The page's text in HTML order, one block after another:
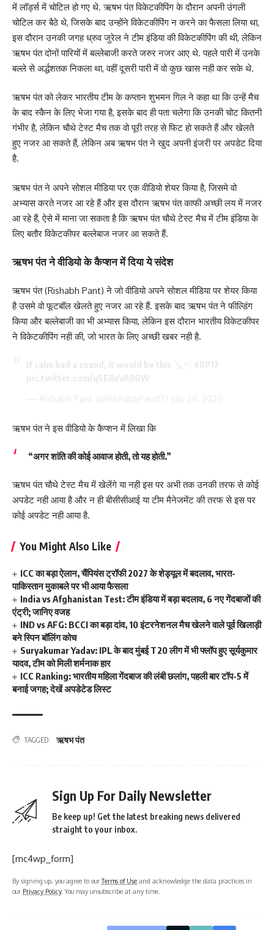
में लॉर्ड्स में चोटिल हो गए थे. ऋषभ पंत विकेटकीपिंग के दौरान अपनी उंगली
चोटिल कर बैठे थे, जिसके बाद उन्होंने विकेटकीपिंग न करने का फैसला लिया था,
इस दौरान उनकी जगह ध्रुव जुरेल ने टीम इंडिया की विकेटकीपिंग की थी, लेकिन
ऋषभ पंत दोनों पारियों में बल्लेबाजी करते जरुर नजर आए थे. पहले पारी में उनके
बल्ले से अर्द्धशतक निकला था, वहीं दूसरी पारी में वो कुछ खास नही कर सके थे.
ऋषभ पंत को लेकर भारतीय टीम के कप्तान शुभमन गिल ने कहा था कि उन्हें मैच
के बाद स्कैन के लिए भेजा गया है, इसके बाद ही पता चलेगा कि उनकी चोट कितनी
गंभीर है, लेकिन चौथे टेस्ट मैच तक वो पूरी तरह से फिट हो सकते हैं और खेलते
हुए नजर आ सकते हैं, लेकिन अब ऋषभ पंत ने खुद अपनी इंजरी पर अपडेट दिया
है.
ऋषभ पंत ने अपने सोशल मीडिया पर एक वीडियो शेयर किया है, जिसमे वो
अभ्यास करते नजर आ रहे हैं और इस दौरान ऋषभ पंत काफी अच्छी लय में नजर
आ रहे हैं, ऐसे में माना जा सकता है कि ऋषभ पंत चौथे टेस्ट मैच में टीम इंडिया के
लिए बतौर विकेटकीपर बल्लेबाज नजर आ सकते हैं.
ऋषभ पंत ने वीडियो के कैप्शन में दिया ये संदेश
ऋषभ पंत (Rishabh Pant) ने जो वीडियो अपने सोशल मीडिया पर शेयर किया
है उसमे वो फूटबॉल खेलते हुए नजर आ रहे हैं. इसके बाद ऋषभ पंत ने फील्डिंग
किया और बल्लेबाजी का भी अभ्यास किया, लेकिन इस दौरान भारतीय विकेटकीपर
ने विकेटकीपिंग नही की, जो भारत के लिए अच्छी खबर नही है.
ऋषभ पंत ने इस वीडियो के कैप्शन में लिखा कि
“अगर शांति की कोई आवाज होती, तो यह होती.”
ऋषभ पंत चौथे टेस्ट मैच में खेलेंगे या नही इस पर अभी तक उनकी तरफ से कोई
अपडेट नही आया है और न ही बीसीसीआई या टीम मैनेजमेंट की तरफ से इस पर
कोई अपडेट नही आया है.
You Might Also Like
ICC का बड़ा ऐलान, चैंपियंस ट्रॉफी 2027 के शेड्यूल में बदलाव, भारत-
पाकिस्तान मुकाबले पर भी आया फैसला
India vs Afghanistan Test: टीम इंडिया में बड़ा बदलाव, 6 नए गेंदबाजों की
एंट्री; जानिए वजह
IND vs AFG: BCCI का बड़ा दांव, 10 इंटरनेशनल मैच खेलने वाले पूर्व खिलाड़ी
बने स्पिन बॉलिंग कोच
Suryakumar Yadav: IPL के बाद मुंबई T20 लीग में भी फ्लॉप हुए सूर्यकुमार
यादव, टीम को मिली शर्मनाक हार
ICC Ranking: भारतीय महिला गेंदबाज की लंबी छलांग, पहली बार टॉप-5 में
बनाई जगह; देखें अपडेटेड लिस्ट
TAGGED: ऋषभ पंत
Sign Up For Daily Newsletter
Be keep up! Get the latest breaking news delivered
straight to your inbox.
[mc4wp_form]
By signing up, you agree to ourTerms of Use and acknowledge the data practices in
our Privacy Policy. You may unsubscribe at any time.